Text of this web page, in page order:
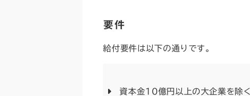
要件
給付要件は以下の通りです。
資本金10億円以上の大企業を除く